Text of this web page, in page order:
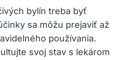
bylín treba byť
sa‍ môžu prejaviť až
používania.
⁣svoj stav s lekárom